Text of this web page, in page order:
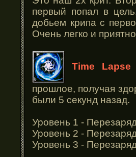
первый попал в
добьем крипа с
Очень легко и
Time Lapse
прошлое, получая
были 5 секунд назад.
Уровень 1 -
Уровень 2 -
Уровень 3 -